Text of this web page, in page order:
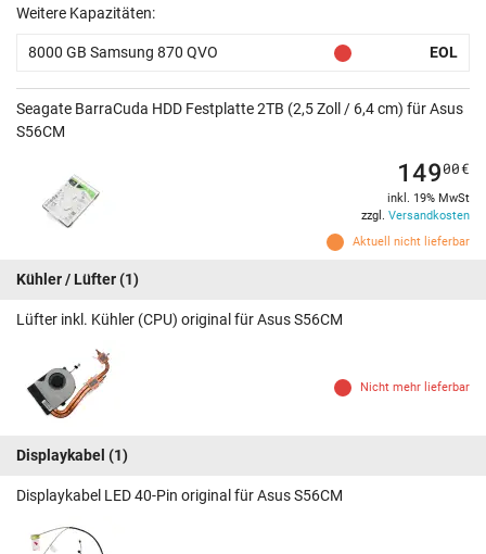
Weitere Kapazitäten:
8000 GB Samsung 870 QVO EOL
Seagate BarraCuda HDD Festplatte 2TB (2,5 Zoll / 6,4 cm) für Asus
S56CM
Aktuell nicht lieferbar
14900€
inkl. 19% MwSt
zzgl. Versandkosten
Kühler / Lüfter(1)
Lüfter inkl. Kühler (CPU) original für Asus S56CM
Nicht mehr lieferbar
Displaykabel (1)
Displaykabel LED 40-Pin original für Asus S56CM